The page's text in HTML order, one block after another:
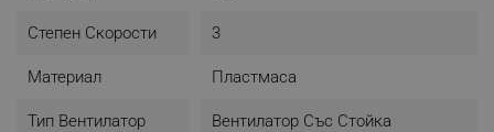
Степен Скорости 3
Материал Пластмаса
Тип Вентилатор Вентилатор Със Стойка